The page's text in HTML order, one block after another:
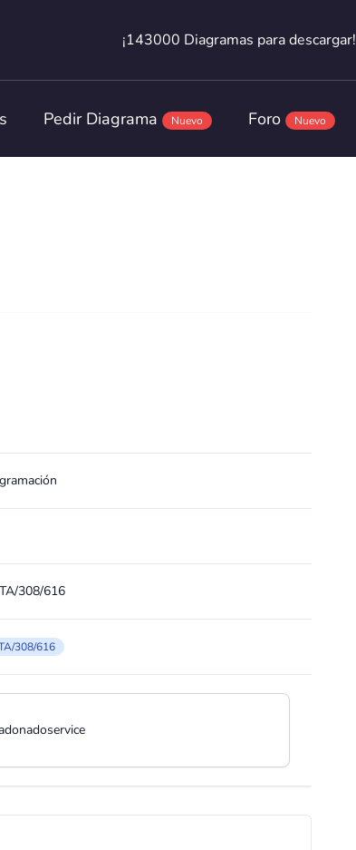
¡143000 Diagramas para descargar!
¡143000 Diagramas para descargar!
Pedir Diagrama Nuevo Foro Nuevo
308/616
308/616